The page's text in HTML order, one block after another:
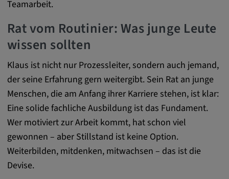
Teamarbeit.
Rat vom Routinier: Was junge Leute
wissen sollten
Klaus ist nicht nur Prozessleiter, sondern auch jemand,
der seine Erfahrung gern weitergibt. Sein Rat an junge
Menschen, die am Anfang ihrer Karriere stehen, ist klar:
Eine solide fachliche Ausbildung ist das Fundament.
Wer motiviert zur Arbeit kommt, hat schon viel
gewonnen – aber Stillstand ist keine Option.
Weiterbilden, mitdenken, mitwachsen – das ist die
Devise.
Statistik
Statistik Cookies sammeln anonyme
Informationen über das Nutzerverhalten.
Diese Informationen helfen uns, das
Verhalten unserer Nutzer auf unserer
Webseite besser zu verstehen.